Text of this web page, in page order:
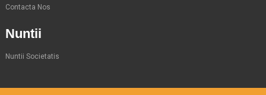
Contacta Nos
Nuntii
Nuntii Societatis